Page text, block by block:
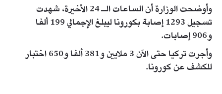
وأوضحت الوزارة أن الساعات الـ 24 الأخيرة، شهدت
تسجيل 1293 إصابة بكورونا ليبلغ الإجمالي 199 ألفا
و906 إصابات.
وأجرت تركيا حتى الآن 3 ملايين و381 ألفا و650 اختبار
للكشف عن كورونا.